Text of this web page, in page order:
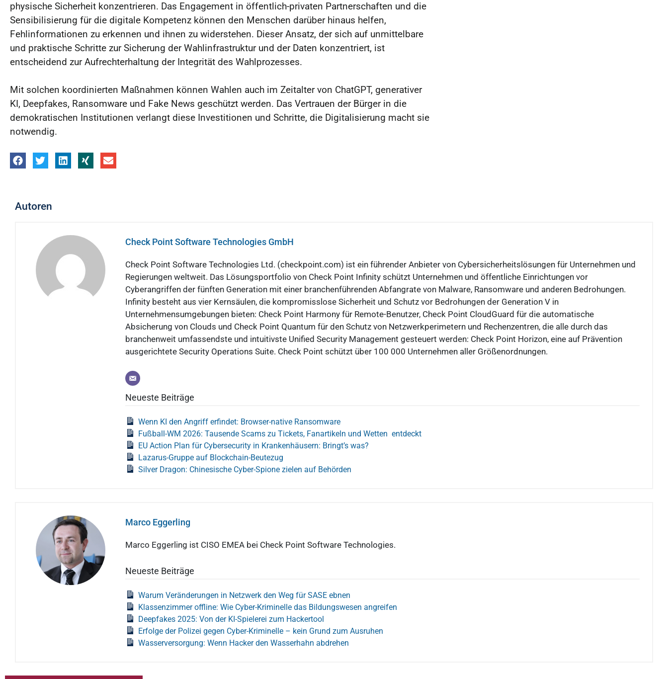
physische Sicherheit konzentrieren. Das Engagement in öffentlich-privaten Partnerschaften und die
Sensibilisierung für die digitale Kompetenz können den Menschen darüber hinaus helfen,
Fehlinformationen zu erkennen und ihnen zu widerstehen. Dieser Ansatz, der sich auf unmittelbare
und praktische Schritte zur Sicherung der Wahlinfrastruktur und der Daten konzentriert, ist
entscheidend zur Aufrechterhaltung der Integrität des Wahlprozesses.
Mit solchen koordinierten Maßnahmen können Wahlen auch im Zeitalter von ChatGPT, generativer
KI, Deepfakes, Ransomware und Fake News geschützt werden. Das Vertrauen der Bürger in die
demokratischen Institutionen verlangt diese Investitionen und Schritte, die Digitalisierung macht sie
notwendig.
Autoren
Check Point Software Technologies GmbH
Check Point Software Technologies Ltd. (checkpoint.com) ist ein führender Anbieter von Cybersicherheitslösungen für Unternehmen und
Regierungen weltweit. Das Lösungsportfolio von Check Point Infinity schützt Unternehmen und öffentliche Einrichtungen vor
Cyberangriffen der fünften Generation mit einer branchenführenden Abfangrate von Malware, Ransomware und anderen Bedrohungen.
Infinity besteht aus vier Kernsäulen, die kompromisslose Sicherheit und Schutz vor Bedrohungen der Generation V in
Unternehmensumgebungen bieten: Check Point Harmony für Remote-Benutzer, Check Point CloudGuard für die automatische
Absicherung von Clouds und Check Point Quantum für den Schutz von Netzwerkperimetern und Rechenzentren, die alle durch das
branchenweit umfassendste und intuitivste Unified Security Management gesteuert werden: Check Point Horizon, eine auf Prävention
ausgerichtete Security Operations Suite. Check Point schützt über 100 000 Unternehmen aller Größenordnungen.
Neueste Beiträge
Wenn KI den Angriff erfindet: Browser-native Ransomware
Fußball-WM 2026: Tausende Scams zu Tickets, Fanartikeln und Wetten entdeckt
EU Action Plan für Cybersecurity in Krankenhäusern: Bringt’s was?
Lazarus-Gruppe auf Blockchain-Beutezug
Silver Dragon: Chinesische Cyber-Spione zielen auf Behörden
Marco Eggerling
Marco Eggerling ist CISO EMEA bei Check Point Software Technologies.
Neueste Beiträge
Warum Veränderungen in Netzwerk den Weg für SASE ebnen
Klassenzimmer offline: Wie Cyber-Kriminelle das Bildungswesen angreifen
Deepfakes 2025: Von der KI-Spielerei zum Hackertool
Erfolge der Polizei gegen Cyber-Kriminelle – kein Grund zum Ausruhen
Wasserversorgung: Wenn Hacker den Wasserhahn abdrehen